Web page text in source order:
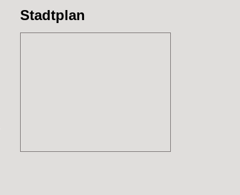
Stadtplan